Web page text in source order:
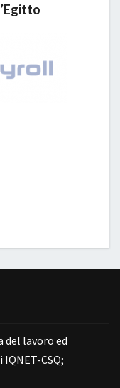
del lavoro ed
CSQ;